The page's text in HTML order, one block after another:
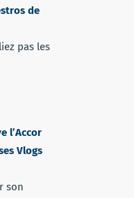
de
pas les
l’Accor
Vlogs
son